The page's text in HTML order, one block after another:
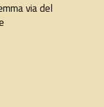
via del